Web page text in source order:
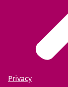
Privacy